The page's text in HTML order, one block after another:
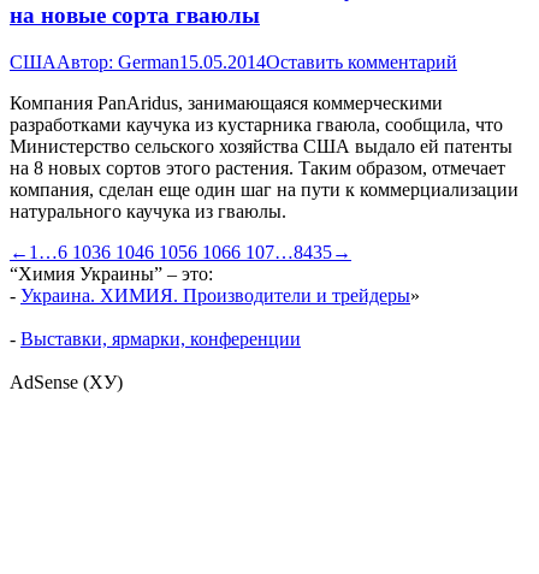
на новые сорта гваюлы
СШААвтор: German15.05.2014Оставить комментарий
Компания PanAridus, занимающаяся коммерческими
разработками каучука из кустарника гваюла, сообщила, что
Министерство сельского хозяйства США выдало ей патенты
на 8 новых сортов этого растения. Таким образом, отмечает
компания, сделан еще один шаг на пути к коммерциализации
натурального каучука из гваюлы.
← 1 …6 1036 1046 1056 1066 107…8435→
“Химия Украины” – это:
- Украина. ХИМИЯ. Производители и трейдеры»
- Выставки, ярмарки, конференции
AdSense (ХУ)